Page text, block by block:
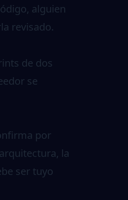
alguien
revisado.
de dos
se
por
la
ser tuyo